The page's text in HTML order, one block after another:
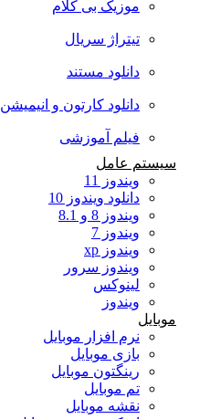
موزیک بی کلام
تیتراژ سریال
دانلود مستند
دانلود کارتون و انیمیشن
فیلم آموزشی
سیستم عامل
ویندوز 11
دانلود ویندوز 10
ویندوز 8 و 8.1
ویندوز 7
ویندوز xp
ویندوز سرور
لینوکس
ویندوز
موبایل
نرم افزار موبایل
بازی موبایل
رینگتون موبایل
تم موبایل
نقشه موبایل